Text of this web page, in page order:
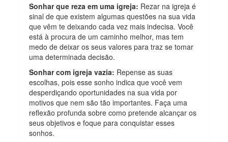
Sonhar que reza em uma igreja: Rezar na igreja é
sinal de que existem algumas questões na sua vida
que vêm te deixando cada vez mais indecisa. Você
está à procura de um caminho melhor, mas tem
medo de deixar os seus valores para traz se tomar
uma determinada decisão.
Sonhar com igreja vazia: Repense as suas
escolhas, pois esse sonho indica que você vem
desperdiçando oportunidades na sua vida por
motivos que nem são tão importantes. Faça uma
reflexão profunda sobre como pretende alcançar os
seus objetivos e foque para conquistar esses
sonhos.